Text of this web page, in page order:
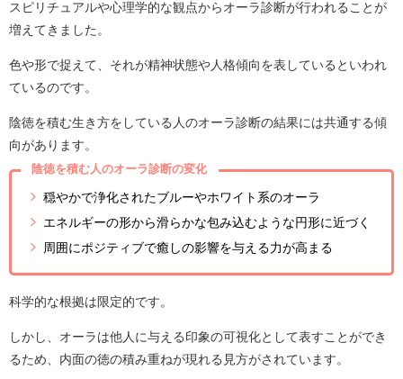
スピリチュアルや心理学的な観点からオーラ診断が行われることが
増えてきました。
色や形で捉えて、それが精神状態や人格傾向を表しているといわれ
ているのです。
陰徳を積む生き方をしている人のオーラ診断の結果には共通する傾
向があります。
陰徳を積む人のオーラ診断の変化
穏やかで浄化されたブルーやホワイト系のオーラ
エネルギーの形から滑らかな包み込むような円形に近づく
周囲にポジティブで癒しの影響を与える力が高まる
科学的な根拠は限定的です。
しかし、オーラは他人に与える印象の可視化として表すことができ
るため、内面の徳の積み重ねが現れる見方がされています。